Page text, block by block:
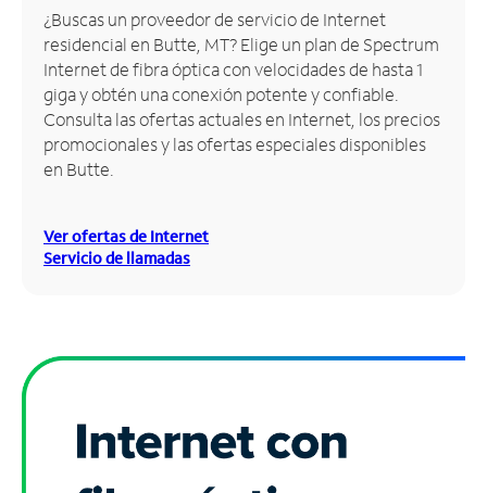
Inglés
Administrar
cuenta
Encuentra
una
tienda
¿Buscas un proveedor de servicio de Internet
residencial en Butte, MT? Elige un plan de Spectrum
Internet de fibra óptica con velocidades de hasta 1
giga y obtén una conexión potente y confiable.
Consulta las ofertas actuales en Internet, los precios
promocionales y las ofertas especiales disponibles
en Butte.
Ver ofertas de Internet
Servicio de llamadas